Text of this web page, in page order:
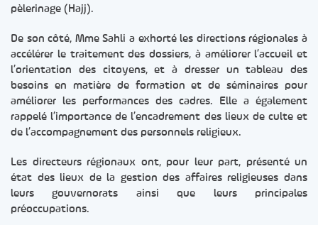
pèlerinage (Hajj).
De son côté, Mme Sahli a exhorté les directions régionales à
accélérer le traitement des dossiers, à améliorer l’accueil et
l’orientation des citoyens, et à dresser un tableau des
besoins en matière de formation et de séminaires pour
améliorer les performances des cadres. Elle a également
rappelé l’importance de l’encadrement des lieux de culte et
de l’accompagnement des personnels religieux.
Les directeurs régionaux ont, pour leur part, présenté un
état des lieux de la gestion des affaires religieuses dans
leurs gouvernorats ainsi que leurs principales
préoccupations.